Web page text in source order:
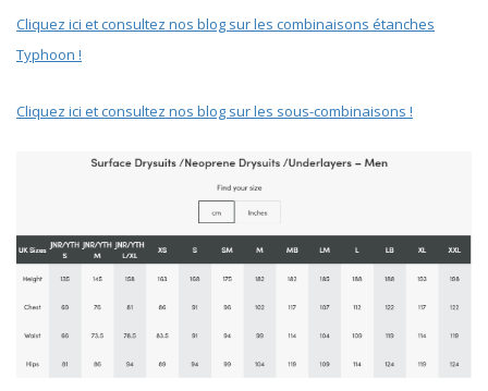
Cliquez ici et consultez nos blog sur les combinaisons étanches
Typhoon !
Cliquez ici et consultez nos blog sur les sous-combinaisons !